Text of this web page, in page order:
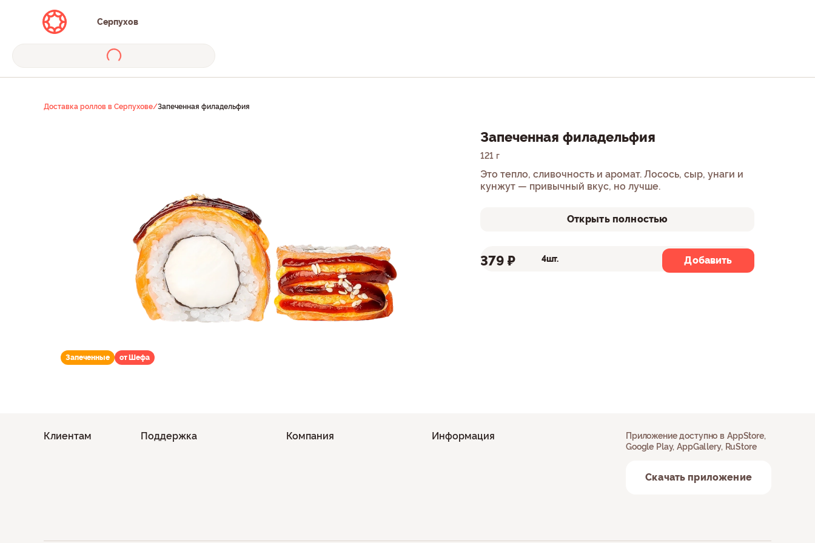
Серпухов
Доставка роллов в Серпухове/Запеченная филадельфия
Запеченные от Шефа
Запеченная филадельфия
121 г
Это тепло, сливочность и аромат. Лосось, сыр, унаги и
кунжут — привычный вкус, но лучше.
Открыть полностью
4шт. 8шт.
379 ₽ Добавить
Клиентам Поддержка Компания Информация
Приложение доступно в AppStore,
Google Play, AppGallery, RuStore
Скачать приложение